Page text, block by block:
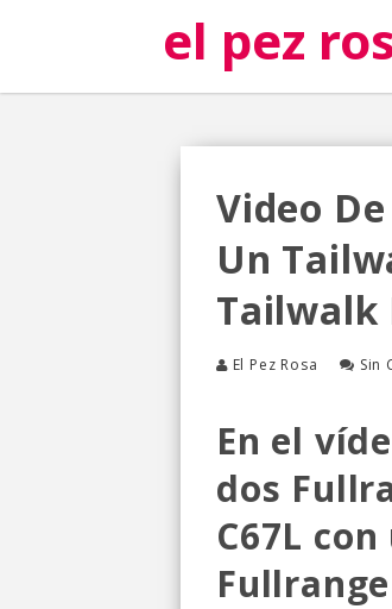
el pez
Video
Un
Tailwalk
El Pez Rosa Sin
En el
dos
C67L